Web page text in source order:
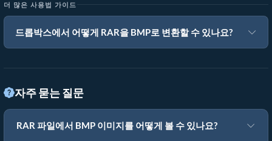
더 많은 사용법 가이드
드롭박스에서 어떻게 RAR을 BMP로 변환할 수 있나요?
자주 묻는 질문
RAR 파일에서 BMP 이미지를 어떻게 볼 수 있나요?